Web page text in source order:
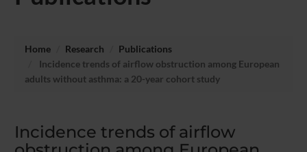
Home Research
Publications
Incidence trends of airflow obstruction among European
adults without asthma: a 20-year cohort study
Incidence trends of airflow